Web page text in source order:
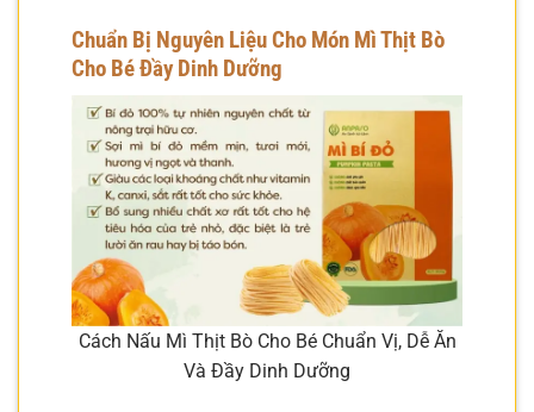
Chuẩn Bị Nguyên Liệu Cho Món Mì Thịt Bò
Cho Bé Đầy Dinh Dưỡng
Cách Nấu Mì Thịt Bò Cho Bé Chuẩn Vị, Dễ Ăn
Và Đầy Dinh Dưỡng